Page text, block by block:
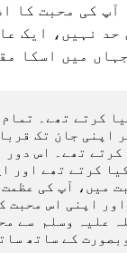
کی محبت کا
نہیں، ایک
میں اسکا